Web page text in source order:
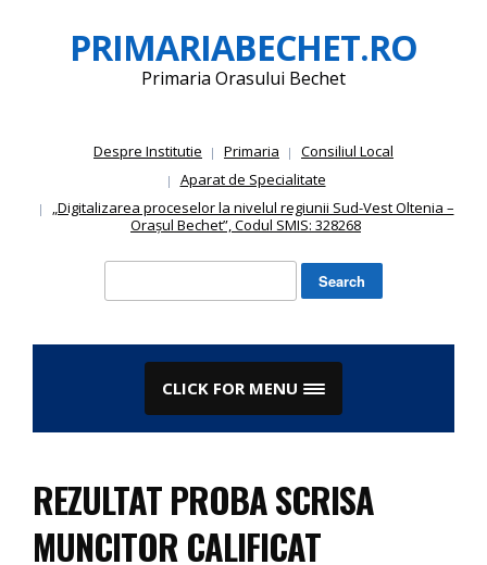
to
content
PRIMARIABECHET.RO
Primaria Orasului Bechet
Despre Institutie Primaria
Consiliul Local
Aparat de Specialitate
„Digitalizarea proceselor la nivelul regiunii Sud-Vest Oltenia –
Orașul Bechet”, Codul SMIS: 328268
CLICK FOR MENU
REZULTAT PROBA SCRISA
MUNCITOR CALIFICAT